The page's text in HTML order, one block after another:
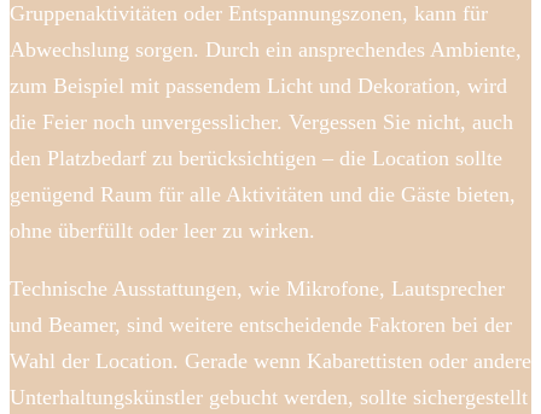
Gruppenaktivitäten oder Entspannungszonen, kann für
Abwechslung sorgen. Durch ein ansprechendes Ambiente,
zum Beispiel mit passendem Licht und Dekoration, wird
die Feier noch unvergesslicher. Vergessen Sie nicht, auch
den Platzbedarf zu berücksichtigen – die Location sollte
genügend Raum für alle Aktivitäten und die Gäste bieten,
ohne überfüllt oder leer zu wirken.
Technische Ausstattungen, wie Mikrofone, Lautsprecher
und Beamer, sind weitere entscheidende Faktoren bei der
Wahl der Location. Gerade wenn Kabarettisten oder andere
Unterhaltungskünstler gebucht werden, sollte sichergestellt